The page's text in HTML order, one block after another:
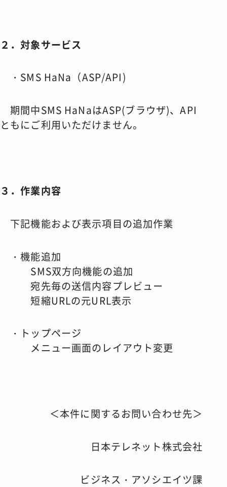
２．対象サービス
・SMS HaNa（ASP/API)
期間中SMS HaNaはASP(ブラウザ)、API
ともにご利用いただけません。
３．作業内容
下記機能および表示項目の追加作業
・機能追加
SMS双方向機能の追加
宛先毎の送信内容プレビュー
短縮URLの元URL表示
・トップページ
メニュー画面のレイアウト変更
＜本件に関するお問い合わせ先＞
日本テレネット株式会社
ビジネス・アソシエイツ課